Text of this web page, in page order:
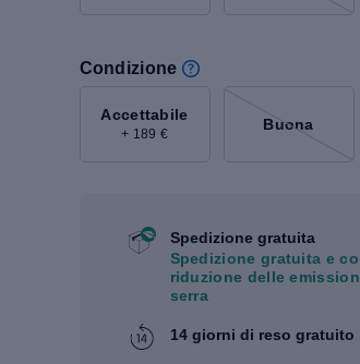
Condizione
Accettabile
+ 189 €
Buona
Spedizione gratuita
Spedizione gratuita e
riduzione delle
serra
14 giorni di reso gratuito